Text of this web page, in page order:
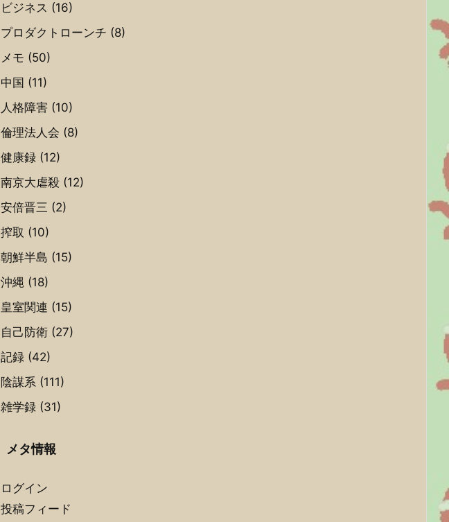
ビジネス (16)
プロダクトローンチ (8)
メモ (50)
中国 (11)
人格障害 (10)
倫理法人会 (8)
健康録 (12)
南京大虐殺 (12)
安倍晋三 (2)
搾取 (10)
朝鮮半島 (15)
沖縄 (18)
皇室関連 (15)
自己防衛 (27)
記録 (42)
陰謀系 (111)
雑学録 (31)
メタ情報
ログイン
投稿フィード